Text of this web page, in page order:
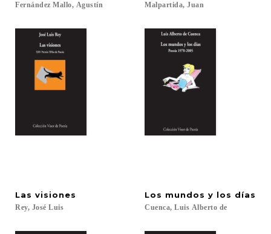
Fernández Mallo, Agustín Malpartida, Juan
Las visiones
Rey, José Luis
Los mundos y los días
Cuenca, Luis Alberto de